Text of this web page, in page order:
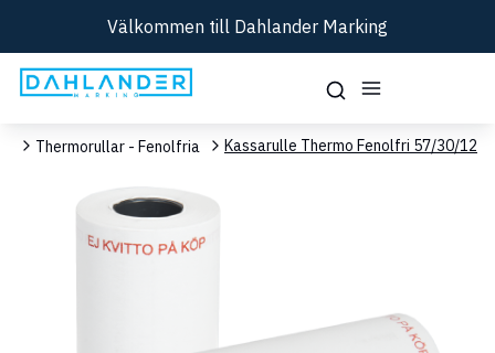
Välkommen till Dahlander Marking
Thermorullar - Fenolfria Kassarulle Thermo Fenolfri 57/30/12